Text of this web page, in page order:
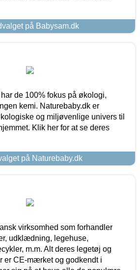
på Babysam.dk
de 100% fokus på økologi,
kemi. Naturebaby.dk er
og miljøvenlige univers til
Klik her for at se deres
på Naturebaby.dk
virksomhed som forhandler
udklædning, legehuse,
m.m. Alt deres legetøj og
er CE-mærket og godkendt i